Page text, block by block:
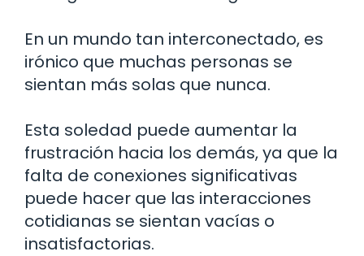
En un mundo tan interconectado, es
irónico que muchas personas se
sientan más solas que nunca.
Esta soledad puede aumentar la
frustración hacia los demás, ya que la
falta de conexiones significativas
puede hacer que las interacciones
cotidianas se sientan vacías o
insatisfactorias.